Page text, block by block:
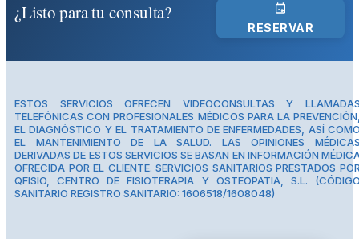
¿Listo para tu consulta?
RESERVAR
ESTOS SERVICIOS OFRECEN VIDEOCONSULTAS Y
TELEFÓNICAS CON PROFESIONALES MÉDICOS PARA LA
EL DIAGNÓSTICO Y EL TRATAMIENTO DE ENFERMEDADES, ASÍ
EL MANTENIMIENTO DE LA SALUD. LAS OPINIONES
DERIVADAS DE ESTOS SERVICIOS SE BASAN EN INFORMACIÓN
OFRECIDA POR EL CLIENTE. SERVICIOS SANITARIOS PRESTADOS
QFISIO, CENTRO DE FISIOTERAPIA Y OSTEOPATIA, S.L.
SANITARIO REGISTRO SANITARIO: 1606518/1608048)